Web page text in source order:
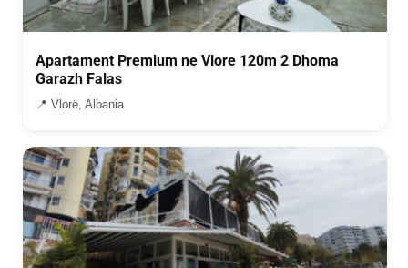
Apartament Premium ne Vlore 120m 2 Dhoma
Garazh Falas
📍 Vlorë, Albania